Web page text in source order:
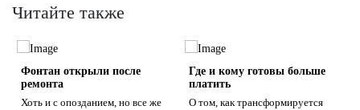
Читайте также
Фонтан открыли после
ремонта
Хоть и с опозданием, но все же
Где и кому готовы больше
платить
О том, как трансформируется